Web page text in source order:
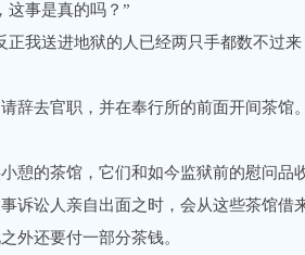
事是真的吗？”
我送进地狱的人已经两只手都数不过来
去官职，并在奉行所的前面开间茶馆
的茶馆，它们和如今监狱前的慰问品
诉讼人亲自出面之时，会从这些茶馆借
外还要付一部分茶钱。